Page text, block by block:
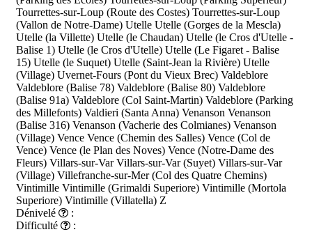
Tourrettes-sur-Loup (Route des Costes) Tourrettes-sur-Loup
(Vallon de Notre-Dame) Utelle Utelle (Gorges de la Mescla)
Utelle (la Villette) Utelle (le Chaudan) Utelle (le Cros d'Utelle -
Balise 1) Utelle (le Cros d'Utelle) Utelle (Le Figaret - Balise
15) Utelle (le Suquet) Utelle (Saint-Jean la Rivière) Utelle
(Village) Uvernet-Fours (Pont du Vieux Brec) Valdeblore
Valdeblore (Balise 78) Valdeblore (Balise 80) Valdeblore
(Balise 91a) Valdeblore (Col Saint-Martin) Valdeblore (Parking
des Millefonts) Valdieri (Santa Anna) Venanson Venanson
(Balise 316) Venanson (Vacherie des Colmianes) Venanson
(Village) Vence Vence (Chemin des Salles) Vence (Col de
Vence) Vence (le Plan des Noves) Vence (Notre-Dame des
Fleurs) Villars-sur-Var Villars-sur-Var (Suyet) Villars-sur-Var
(Village) Villefranche-sur-Mer (Col des Quatre Chemins)
Vintimille Vintimille (Grimaldi Superiore) Vintimille (Mortola
Superiore) Vintimille (Villatella) Z
Dénivelé
:
Difficulté
: